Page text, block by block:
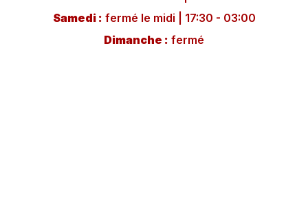
Samedi: fermé le midi
17:30 - 03:00
Dimanche : fermé